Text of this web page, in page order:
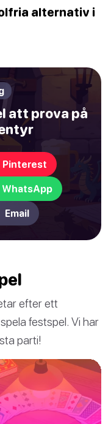
alternativ i
att prova på
Pinterest
WhatsApp
Email
efter ett
festspel. Vi har
parti!